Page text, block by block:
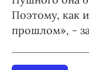
Поэтому, как
прошлом», -